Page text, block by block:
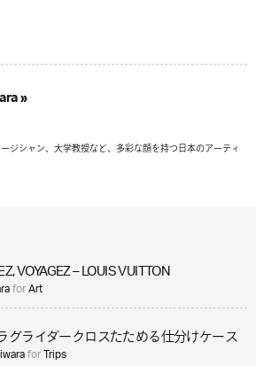
»
ジシャン、大学教授など、多彩な顔を持つ日本のアーティ
VOYAGEZ – LOUIS VUITTON
forArt
ライダークロスたためる仕分けケース
forTrips